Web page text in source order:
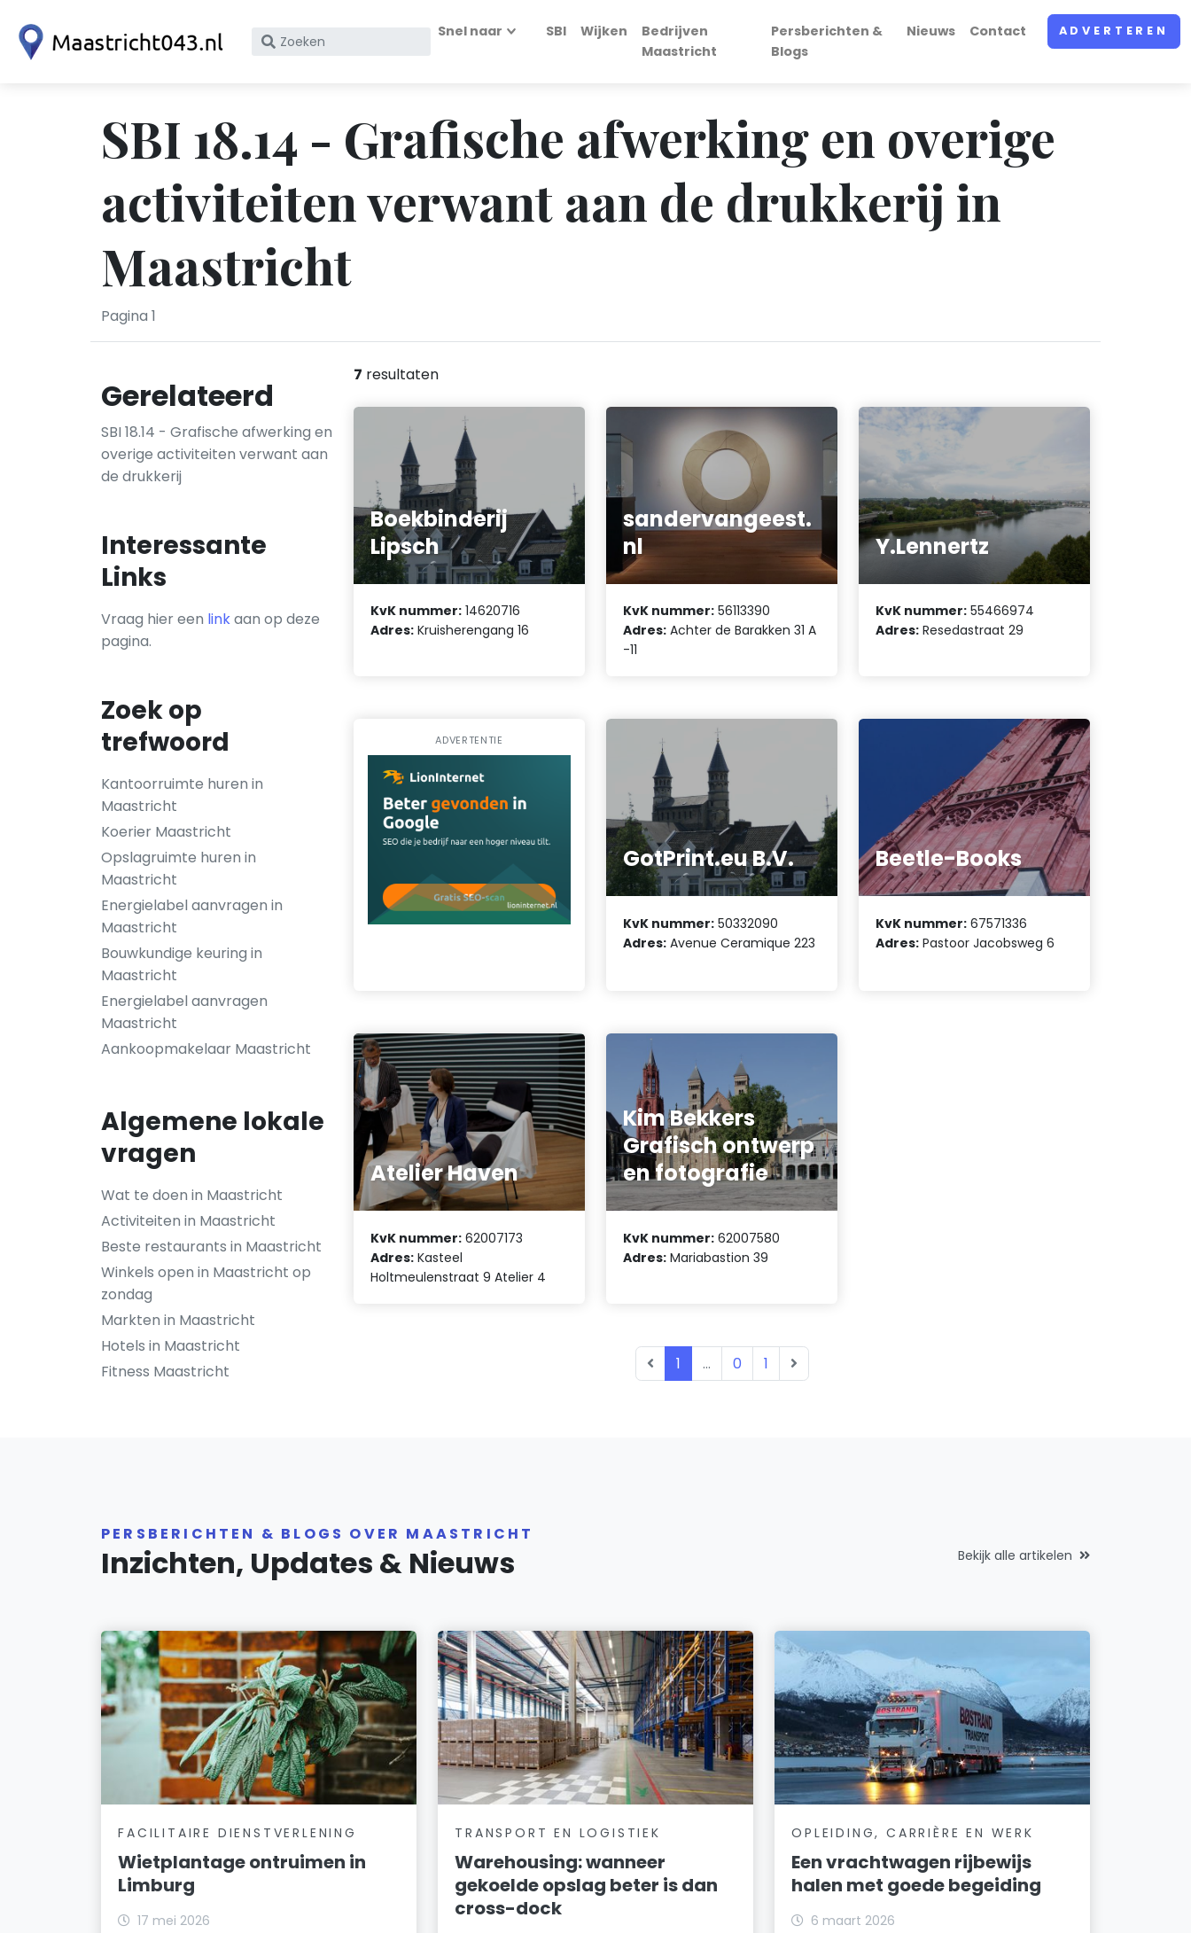
Zoek
KvK
nummer
Snel naar SBI Wijken
Bedrijven
Maastricht
Persberichten &
Blogs
Nieuws Contact ADVERTEREN
SBI 18.14 - Grafische afwerking en overige
activiteiten verwant aan de drukkerij in
Maastricht
Pagina 1
Gerelateerd
SBI 18.14 - Grafische afwerking en
overige activiteiten verwant aan
de drukkerij
Interessante
Links
Vraag hier een linkaan op deze
pagina.
Zoek op
trefwoord
Kantoorruimte huren in
Maastricht
Koerier Maastricht
Opslagruimte huren in
Maastricht
Energielabel aanvragen in
Maastricht
Bouwkundige keuring in
Maastricht
Energielabel aanvragen
Maastricht
Aankoopmakelaar Maastricht
Algemene lokale
vragen
Wat te doen in Maastricht
Activiteiten in Maastricht
Beste restaurants in Maastricht
Winkels open in Maastricht op
zondag
Markten in Maastricht
Hotels in Maastricht
Fitness Maastricht
7 resultaten
Boekbinderij
Lipsch
KvK nummer: 14620716
Adres: Kruisherengang 16
sandervangeest.
nl
KvK nummer: 56113390
Adres: Achter de Barakken 31 A
-11
Y.Lennertz
KvK nummer: 55466974
Adres: Resedastraat 29
ADVERTENTIE
GotPrint.eu B.V.
KvK nummer: 50332090
Adres: Avenue Ceramique 223
Beetle-Books
KvK nummer: 67571336
Adres: Pastoor Jacobsweg 6
Atelier Haven
KvK nummer: 62007173
Adres: Kasteel
Holtmeulenstraat 9 Atelier 4
Kim Bekkers
Grafisch ontwerp
en fotografie
KvK nummer: 62007580
Adres: Mariabastion 39
1 ... 0 1
PERSBERICHTEN & BLOGS OVER MAASTRICHT
Inzichten, Updates & Nieuws Bekijk alle artikelen
FACILITAIRE DIENSTVERLENING
Wietplantage ontruimen in
Limburg
17 mei 2026
TRANSPORT EN LOGISTIEK
Warehousing: wanneer
gekoelde opslag beter is dan
cross-dock
OPLEIDING, CARRIÈRE EN WERK
Een vrachtwagen rijbewijs
halen met goede begeiding
6 maart 2026